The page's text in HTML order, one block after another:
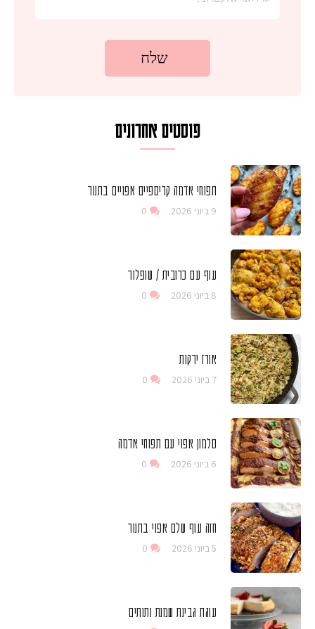
פוסטים אחרונים
תפוחי אדמה קריספיים אפויים בתנור
9 ביוני 2026 0
עוף עם כרובית / שופלור
8 ביוני 2026 0
אורז ירקות
7 ביוני 2026 0
סלמון אפוי עם תפוחי אדמה
6 ביוני 2026 0
חזה עוף שלם אפוי בתנור
5 ביוני 2026 0
עוגת גבינת שמנת ותותים